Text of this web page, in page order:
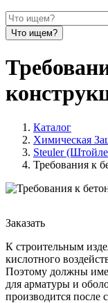
Каталог
Химическая
Steuler
Требования к
Заказать
К строительным
кислотного
Поэтому должны
для арматуры и
производится после